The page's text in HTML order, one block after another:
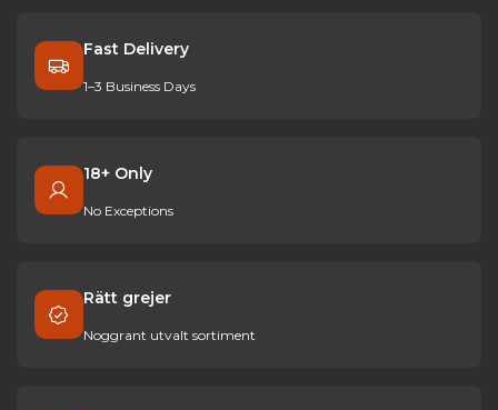
Fast Delivery
1–3 Business Days
18+ Only
No Exceptions
Rätt grejer
Noggrant utvalt sortiment